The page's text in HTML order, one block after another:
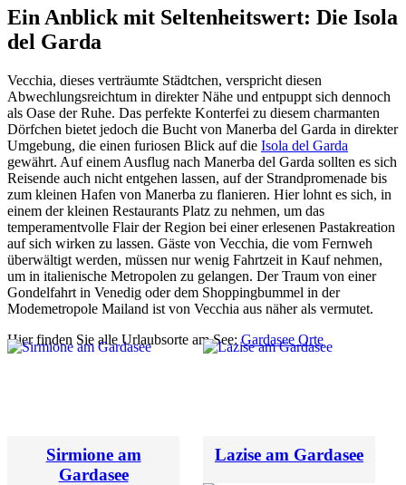
Ein Anblick mit Seltenheitswert: Die Isola
del Garda
Vecchia, dieses verträumte Städtchen, verspricht diesen
Abwechlungsreichtum in direkter Nähe und entpuppt sich dennoch
als Oase der Ruhe. Das perfekte Konterfei zu diesem charmanten
Dörfchen bietet jedoch die Bucht von Manerba del Garda in direkter
Umgebung, die einen furiosen Blick auf die Isola del Garda
gewährt. Auf einem Ausflug nach Manerba del Garda sollten es sich
Reisende auch nicht entgehen lassen, auf der Strandpromenade bis
zum kleinen Hafen von Manerba zu flanieren. Hier lohnt es sich, in
einem der kleinen Restaurants Platz zu nehmen, um das
temperamentvolle Flair der Region bei einer erlesenen Pastakreation
auf sich wirken zu lassen. Gäste von Vecchia, die vom Fernweh
überwältigt werden, müssen nur wenig Fahrtzeit in Kauf nehmen,
um in italienische Metropolen zu gelangen. Der Traum von einer
Gondelfahrt in Venedig oder dem Shoppingbummel in der
Modemetropole Mailand ist von Vecchia aus näher als vermutet.
Hier finden Sie alle Urlaubsorte am See:Gardasee Orte
Sirmione am
Gardasee
Lazise am Gardasee